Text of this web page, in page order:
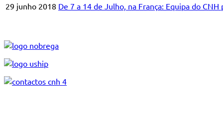
29 junho 2018 De 7 a 14 de Julho, na França: Equipa do